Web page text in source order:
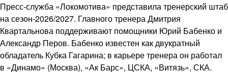
Пресс-служба «Локомотива» представила тренерский штаб
на сезон-2026/2027. Главного тренера Дмитрия
Квартальнова поддерживают помощники Юрий Бабенко и
Александр Перов. Бабенко известен как двукратный
обладатель Кубка Гагарина; в карьере тренера он работал
в «Динамо» (Москва), «Ак Барс», ЦСКА, «Витязь», СКА.